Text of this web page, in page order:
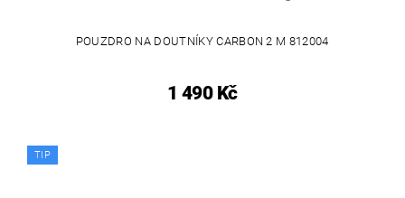
POUZDRO NA DOUTNÍKY CARBON 2 M 812004
1 490 Kč
TIP